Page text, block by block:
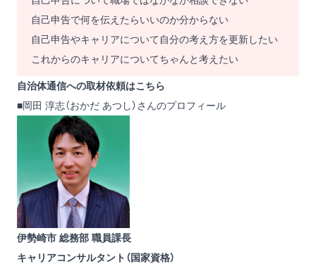
自己申告で何を伝えたらいいのか分からない
自己申告やキャリアについて自分の考え方を更新したい
これからのキャリアについてちゃんと考えたい
自治体通信への取材依頼はこちら
■岡田 淳志（おかだ あつし）さんのプロフィール
伊勢崎市 総務部 職員課長
キャリアコンサルタント（国家資格）